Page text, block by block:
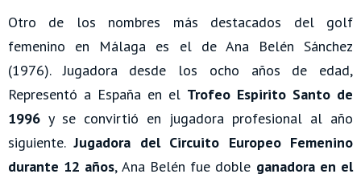
Otro de los nombres más destacados del golf
femenino en Málaga es el de Ana Belén Sánchez
(1976). Jugadora desde los ocho años de edad,
Representó a España en el Trofeo Espirito Santo de
1996 y se convirtió en jugadora profesional al año
siguiente.Jugadora del Circuito Europeo Femenino
durante 12 años, Ana Belén fue doble ganadora en el